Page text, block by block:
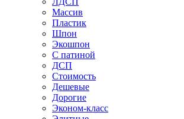
Массив
Пластик
Шпон
Экошпон
С патиной
ДСП
Стоимость
Дешевые
Дорогие
Эконом-класс